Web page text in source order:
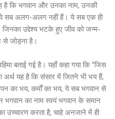
है कि भगवान और उनका नाम, उनकी
अलग-अलग नहीं हैं। ये सब एक ही
जिनका उद्देश्य भटके हुए जीव को जन्म-
जोड़ना है।
बताई गई है। यहाँ कहा गया कि “जिस
अर्थ यह है कि संसार में जितने भी भय हैं,
का भय, कर्मों का भय, ये सब भगवान से
भगवान का नाम स्वयं भगवान के समान
उच्चारण करता है, चाहे अनजाने में ही